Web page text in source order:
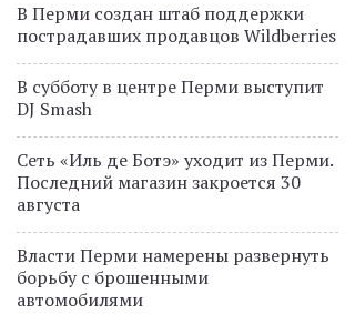
В Перми создан штаб поддержки
пострадавших продавцов Wildberries
В субботу в центре Перми выступит
DJ Smash
Сеть «Иль де Ботэ» уходит из Перми.
Последний магазин закроется 30
августа
Власти Перми намерены развернуть
борьбу с брошенными
автомобилями